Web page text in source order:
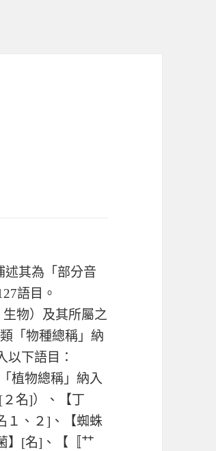
述其為「部分音
語目。
物）及其所屬之
「物種總稱」納
以下語目：
植物總稱」納入
名]）、【丁
１、２]、【蜘蛛
】[名]、【
〚⺿